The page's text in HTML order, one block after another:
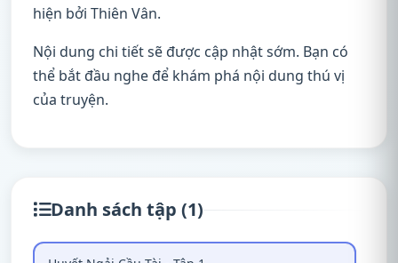
hiện bởi Thiên Vân.
Nội dung chi tiết sẽ được cập nhật sớm. Bạn có
thể bắt đầu nghe để khám phá nội dung thú vị
của truyện.
Danh sách tập (1)